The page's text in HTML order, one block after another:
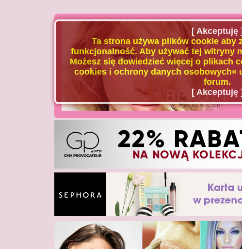
[ Akceptuję ]
Ta strona używa plików cookie aby
funkcjonalność. Aby używać tej witryny
Możesz się dowiedzieć więcej o plikach
cookies i ochrony danych osobowych«
forum.
[ Akceptuję ]